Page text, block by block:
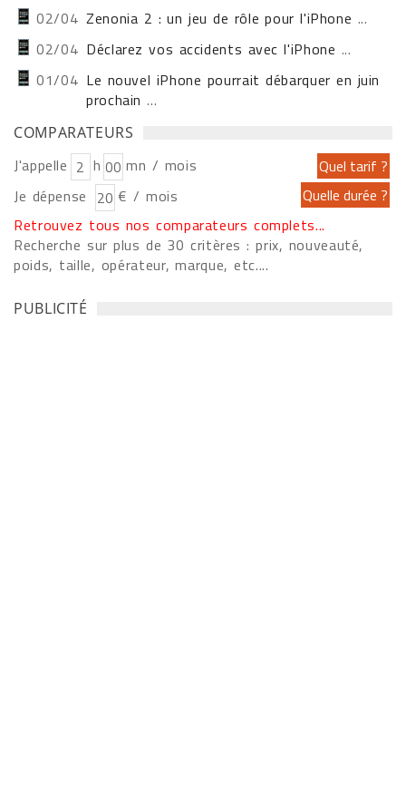
02/04 Zenonia 2 : un jeu de rôle pour l'iPhone ...
02/04 Déclarez vos accidents avec l'iPhone ...
01/04 Le nouvel iPhone pourrait débarquer en juin
prochain ...
COMPARATEURS
J'appelle h
mn / mois
Je dépense
€ / mois
Retrouvez tous nos comparateurs complets...
Recherche sur plus de 30 critères : prix, nouveauté,
poids, taille, opérateur, marque, etc....
PUBLICITÉ